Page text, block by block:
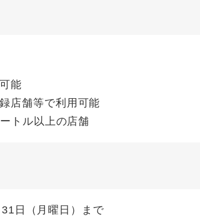
能
店舗等で利用可能
トル以上の店舗
日（月曜日）まで